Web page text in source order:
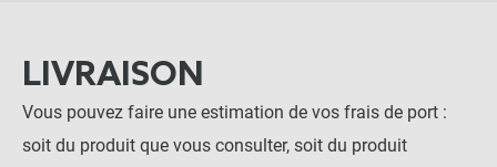
LIVRAISON
Vous pouvez faire une estimation de vos frais de port :
soit du produit que vous consulter, soit du produit